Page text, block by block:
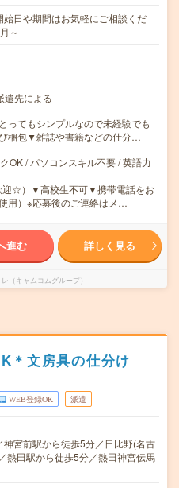
日や期間はお気軽にご相談くだ
～
遣先による
ってもシンプルなので未経験でも
梱包▼雑誌や書籍などの仕分…
OK / パソコンスキル不要 / 英語力
迎☆）▼高校生不可▼携帯電話をお
用）※応募後のご連絡はメ…
進む 詳しく見る
（キャムコムグループ）
＊文房具の仕分け
WEB登録OK 派遣
宮前駅から徒歩5分／日比野(名古
熱田駅から徒歩5分／熱田神宮伝馬